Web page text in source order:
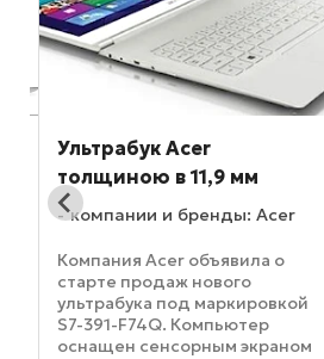
Ультрабук Acer
толщиною в 11,9 мм
компании и бренды: Acer
Компания Acer объявила о
старте продаж нового
ультрабука под маркировкой
S7-391-F74Q. Компьютер
оснащен сенсорным экраном